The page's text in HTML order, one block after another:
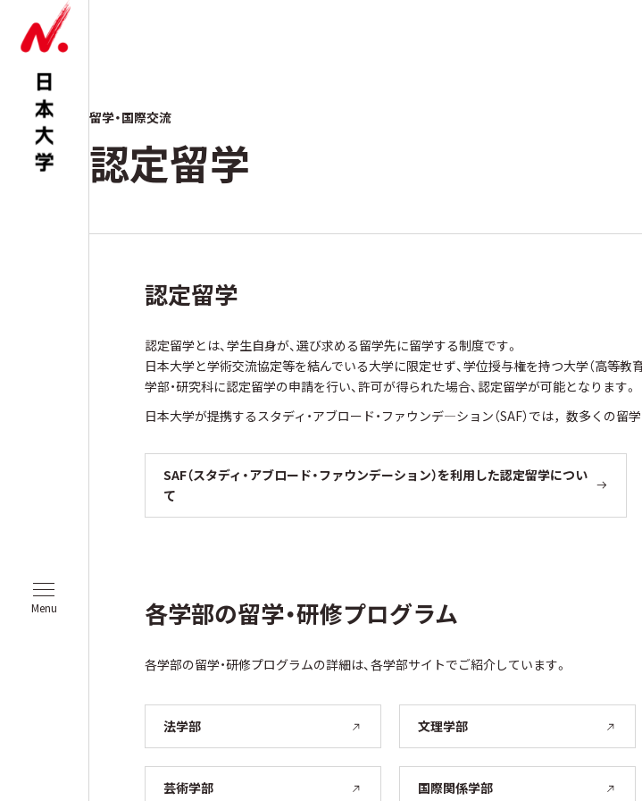
Menu
留学・国際交流
認定留学
認定留学
認定留学とは、学生自身が、選び求める留学先に留学する制度です。
日本大学と学術交流協定等を結んでいる大学に限定せず、学位授与権を持つ大学（高等
学部・研究科に認定留学の申請を行い、許可が得られた場合、認定留学が可能となります。
日本大学が提携するスタディ・アブロード・ファウンデ―ション（SAF）では，数多くの留
SAF（スタディ・アブロード・ファウンデーション）を利用した認定留学につい
て
各学部の留学・研修プログラム
各学部の留学・研修プログラムの詳細は、各学部サイトでご紹介しています。
法学部 文理学部
芸術学部 国際関係学部